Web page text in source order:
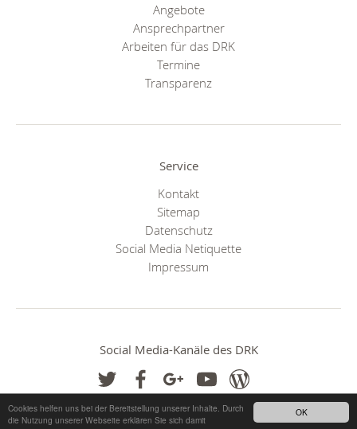
OK
Cookies helfen uns bei der Bereitstellung unserer Inhalte. Durch
die Nutzung unserer Webseite erklären Sie sich damit
Angebote
Ansprechpartner
Arbeiten für das DRK
Termine
Transparenz
Service
Kontakt
Sitemap
Datenschutz
Social Media Netiquette
Impressum
Social Media-Kanäle des DRK